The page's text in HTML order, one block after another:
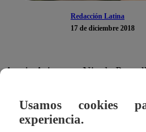
Redacción Latina
17 de diciembre 2018
Angie Arizaga y Nicola
otros aspectos de su vida en
Usamos cookies
experiencia.